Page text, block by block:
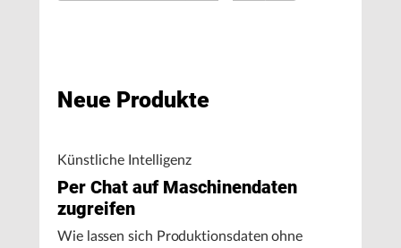
Neue Produkte
Künstliche Intelligenz
Per Chat auf Maschinendaten
zugreifen
Wie lassen sich Produktionsdaten ohne